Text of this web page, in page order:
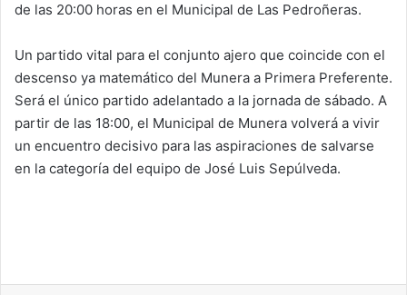
de las 20:00 horas en el Municipal de Las Pedroñeras.
Un partido vital para el conjunto ajero que coincide con el
descenso ya matemático del Munera a Primera Preferente.
Será el único partido adelantado a la jornada de sábado. A
partir de las 18:00, el Municipal de Munera volverá a vivir
un encuentro decisivo para las aspiraciones de salvarse
en la categoría del equipo de José Luis Sepúlveda.